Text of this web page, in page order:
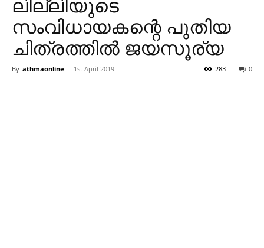
ലില്ലിയുടെ
സംവിധായകന്റെ പുതിയ
ചിത്രത്തില്‍ ജയസൂര്യ
By athmaonline - 1st April 2019 0
283